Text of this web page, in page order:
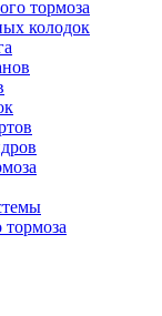
тормоза
колодок
тормоза